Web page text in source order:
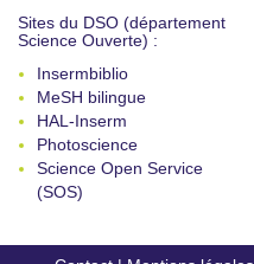
Sites du DSO (département
Science Ouverte) :
Insermbiblio
MeSH bilingue
HAL-Inserm
Photoscience
Science Open Service
(SOS)